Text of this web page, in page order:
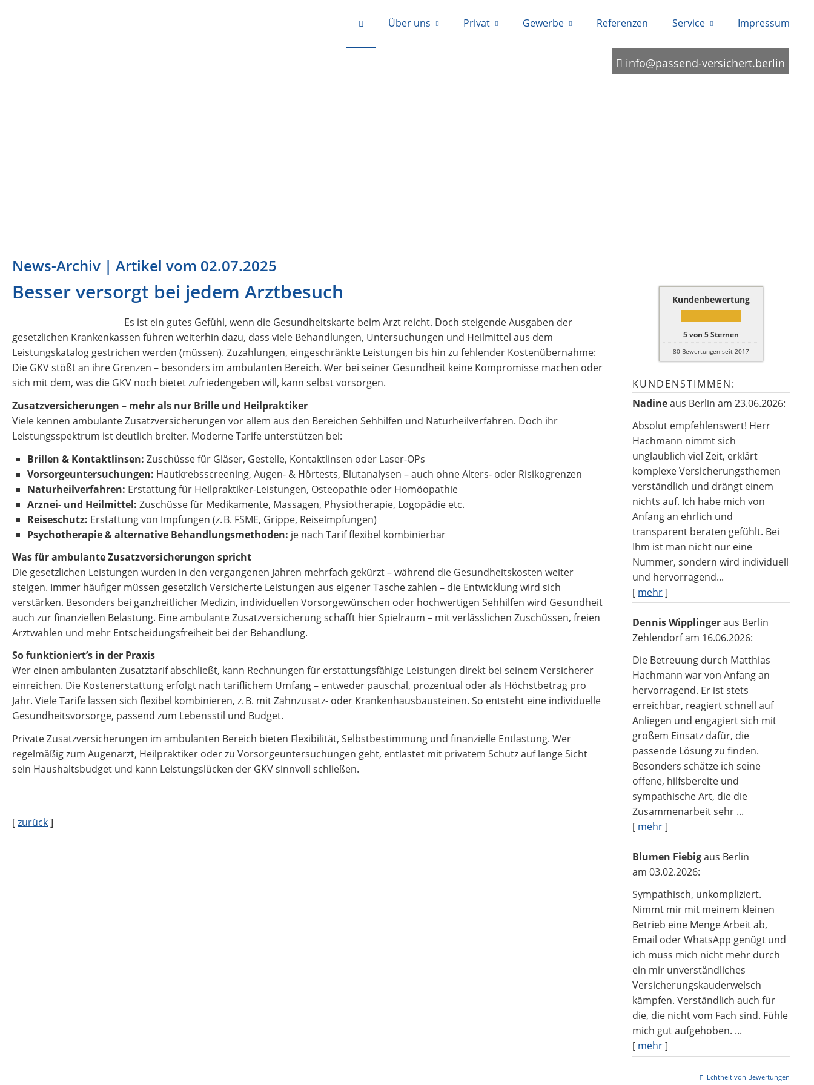
Über uns Privat Gewerbe Referenzen Service Impressum
info@passend-versichert.berlin
Kundenbewertung
5von 5Sternen
80 Bewertungen seit 2017
KUNDENSTIMMEN:
Nadineaus Berlin am 23.06.2026:
Absolut empfehlenswert! Herr
Hachmann nimmt sich
unglaublich viel Zeit, erklärt
komplexe Versicherungsthemen
verständlich und drängt einem
nichts auf. Ich habe mich von
Anfang an ehrlich und
transparent beraten gefühlt. Bei
Ihm ist man nicht nur eine
Nummer, sondern wird individuell
und hervorragend...
[ mehr]
Dennis Wipplingeraus Berlin
Zehlendorfam 16.06.2026:
Die Betreuung durch Matthias
Hachmann war von Anfang an
hervorragend. Er ist stets
erreichbar, reagiert schnell auf
Anliegen und engagiert sich mit
großem Einsatz dafür, die
passende Lösung zu finden.
Besonders schätze ich seine
offene, hilfsbereite und
sympathische Art, die die
Zusammenarbeit sehr ...
[ mehr]
Blumen Fiebigaus Berlin
am 03.02.2026:
Sympathisch, unkompliziert.
Nimmt mir mit meinem kleinen
Betrieb eine Menge Arbeit ab,
Email oder WhatsApp genügt und
ich muss mich nicht mehr durch
ein mir unverständliches
Versicherungskauderwelsch
kämpfen. Verständlich auch für
die, die nicht vom Fach sind. Fühle
mich gut aufgehoben. ...
[ mehr]
Echtheit von Bewertungen
News-Archiv | Artikel vom 02.07.2025
Besser versorgt bei jedem Arztbesuch
Es ist ein gutes Gefühl, wenn die Gesundheitskarte beim Arzt reicht. Doch steigende Ausgaben der
gesetzlichen Krankenkassen führen weiterhin dazu, dass viele Behandlungen, Untersuchungen und Heilmittel aus dem
Leistungskatalog gestrichen werden (müssen). Zuzahlungen, eingeschränkte Leistungen bis hin zu fehlender Kostenübernahme:
Die GKV stößt an ihre Grenzen – besonders im ambulanten Bereich. Wer bei seiner Gesundheit keine Kompromisse machen oder
sich mit dem, was die GKV noch bietet zufriedengeben will, kann selbst vorsorgen.
Zusatzversicherungen – mehr als nur Brille und Heilpraktiker
Viele kennen ambulante Zusatzversicherungen vor allem aus den Bereichen Sehhilfen und Naturheilverfahren. Doch ihr
Leistungsspektrum ist deutlich breiter. Moderne Tarife unterstützen bei:
Brillen & Kontaktlinsen: Zuschüsse für Gläser, Gestelle, Kontaktlinsen oder Laser-OPs
Vorsorgeuntersuchungen: Hautkrebsscreening, Augen- & Hörtests, Blutanalysen – auch ohne Alters- oder Risikogrenzen
Naturheilverfahren: Erstattung für Heilpraktiker-Leistungen, Osteopathie oder Homöopathie
Arznei- und Heilmittel: Zuschüsse für Medikamente, Massagen, Physiotherapie, Logopädie etc.
Reiseschutz: Erstattung von Impfungen (z. B. FSME, Grippe, Reiseimpfungen)
Psychotherapie & alternative Behandlungsmethoden: je nach Tarif flexibel kombinierbar
Was für ambulante Zusatzversicherungen spricht
Die gesetzlichen Leistungen wurden in den vergangenen Jahren mehrfach gekürzt – während die Gesundheitskosten weiter
steigen. Immer häufiger müssen gesetzlich Versicherte Leistungen aus eigener Tasche zahlen – die Entwicklung wird sich
verstärken. Besonders bei ganzheitlicher Medizin, individuellen Vorsorgewünschen oder hochwertigen Sehhilfen wird Gesundheit
auch zur finanziellen Belastung. Eine ambulante Zusatzversicherung schafft hier Spielraum – mit verlässlichen Zuschüssen, freien
Arztwahlen und mehr Entscheidungsfreiheit bei der Behandlung.
So funktioniert’s in der Praxis
Wer einen ambulanten Zusatztarif abschließt, kann Rechnungen für erstattungsfähige Leistungen direkt bei seinem Versicherer
einreichen. Die Kostenerstattung erfolgt nach tariflichem Umfang – entweder pauschal, prozentual oder als Höchstbetrag pro
Jahr. Viele Tarife lassen sich flexibel kombinieren, z. B. mit Zahnzusatz- oder Krankenhausbausteinen. So entsteht eine individuelle
Gesundheitsvorsorge, passend zum Lebensstil und Budget.
Private Zusatzversicherungen im ambulanten Bereich bieten Flexibilität, Selbstbestimmung und finanzielle Entlastung. Wer
regelmäßig zum Augenarzt, Heilpraktiker oder zu Vorsorgeuntersuchungen geht, entlastet mit privatem Schutz auf lange Sicht
sein Haushaltsbudget und kann Leistungslücken der GKV sinnvoll schließen.
[zurück]